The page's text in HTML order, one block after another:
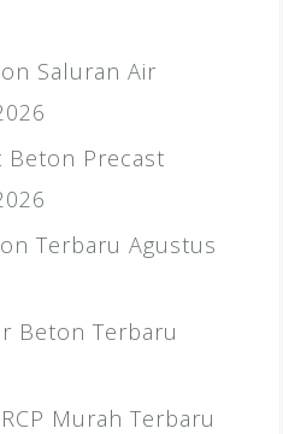
Saluran Air
Beton Precast
Terbaru Agustus
Beton Terbaru
Murah Terbaru